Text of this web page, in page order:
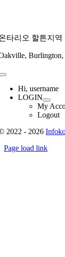
타리오 할튼지
Burlington,
Toggle
NavigationHi, username
LOGIN
My
Logout
2022 - 2026
Toggle
Page load link